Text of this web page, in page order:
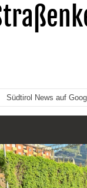
Südtirol News auf